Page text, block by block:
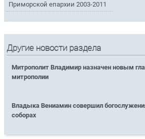
Приморской епархии 2003-2011
Другие новости раздела
Митрополит Владимир назначен новым
митрополии
Владыка Вениамин совершил
соборах